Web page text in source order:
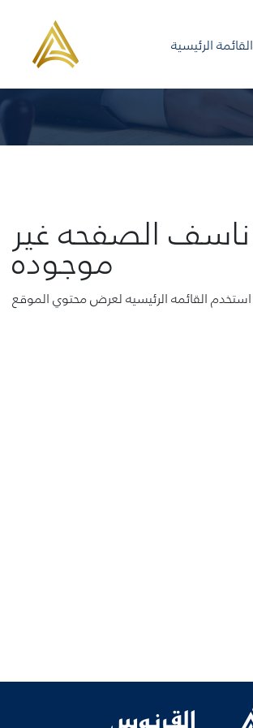
جاري تحميل الموقع
القائمة الرئيسية
ناسف الصفحه غير
موجوده
استخدم القائمه الرئيسيه لعرض محتوي الموقع